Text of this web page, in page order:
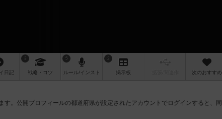
日記
3
戦略 ・コツ
5
ルール/インスト
2
掲示板 次のおすすめ
。公開プロフィールの都道府県が設定されたアカウントでログインすると、同